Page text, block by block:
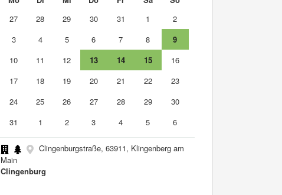
27
28 29 30 31 1
2
3
4 5 6 7 8
9
10
11 12 13 14 15
16
17
18 19 20 21 22
23
24
25 26 27 28 29
30
31
1 2 3 4 5 6
Clingenburgstraße, 63911, Klingenberg am
Main
Clingenburg